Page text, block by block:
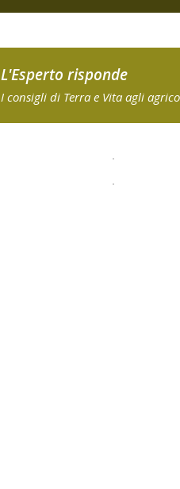
L'Esperto risponde
I consigli di Terra e Vita agli